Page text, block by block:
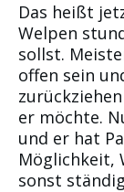
Das heißt
Welpen
sollst.
offen sein
er möchte.
und er hat
Möglichkeit,
sonst